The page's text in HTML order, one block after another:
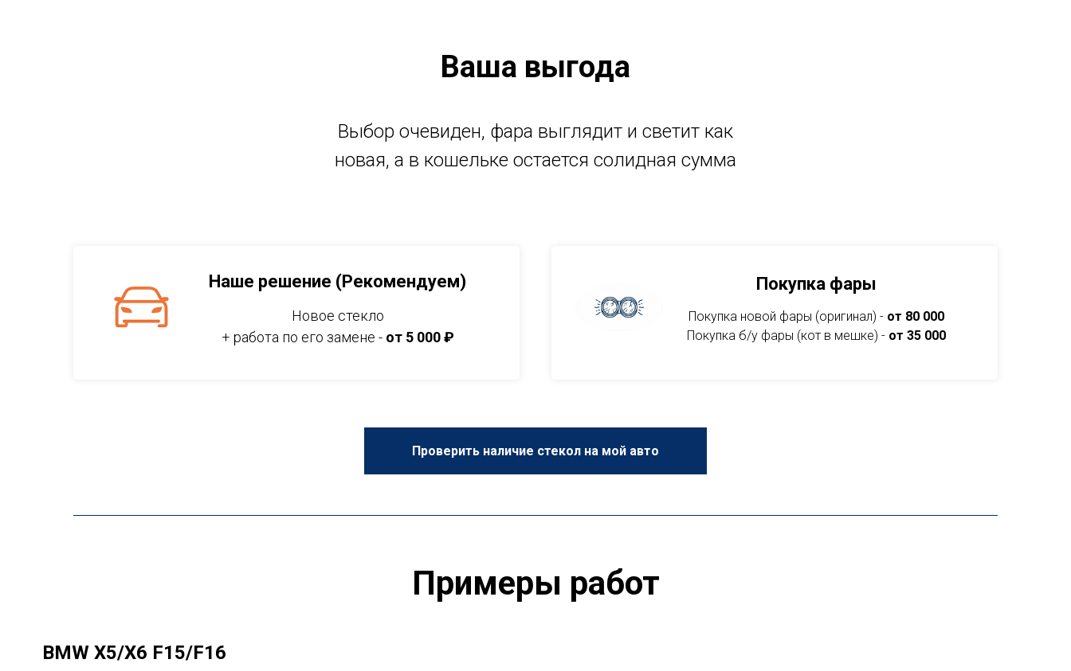
Ваша выгода
Выбор очевиден, фара выглядит и светит как
новая, а в кошельке остается солидная сумма
Наше решение (Рекомендуем)
Новое стекло
+ работа по его замене - от 5 000 ₽
Покупка фары
Покупка новой фары (оригинал) - от 80 000
Покупка б/у фары (кот в мешке) - от 35 000
Проверить наличие стекол на мой авто
Примеры работ
BMW X5/X6 F15/F16